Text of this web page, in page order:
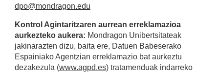
dpo@mondragon.edu
Kontrol Agintaritzaren aurrean erreklamazioa
aurkezteko aukera: Mondragon Unibertsitateak
jakinarazten dizu, baita ere, Datuen Babeserako
Espainiako Agentzian erreklamazio bat aurkeztu
dezakezula (www.agpd.es) tratamenduak indarreko